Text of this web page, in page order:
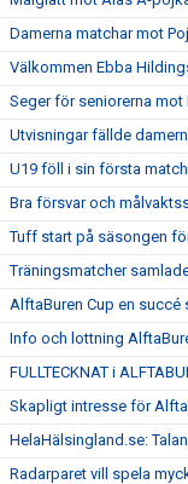
Damerna matchar mot
Välkommen Ebba
Seger för seniorerna mot
Utvisningar fällde
U19 föll i sin första match
Bra försvar och
Tuff start på säsongen
Träningsmatcher
AlftaBuren Cup en succé
Info och lottning
FULLTECKNAT i
Skapligt intresse för
HelaHälsingland.se:
Radarparet vill spela